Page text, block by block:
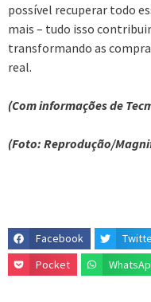
possível recuperar todo
mais – tudo isso
transformando as
real.
(Com informações de
(Foto: Reprodução/
Facebook
Pocket